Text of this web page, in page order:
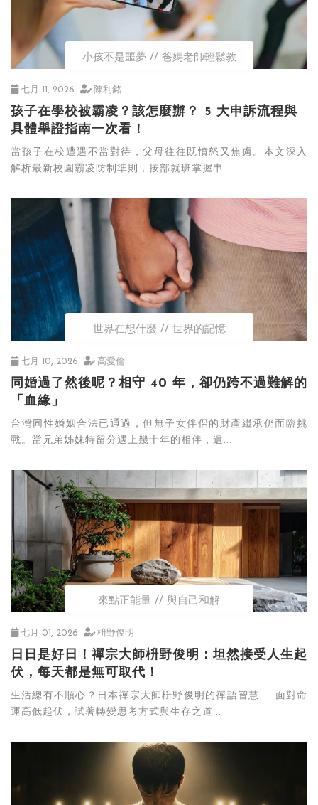
小孩不是噩夢 爸媽老師輕鬆教
七月 11, 2026 陳利銘
孩子在學校被霸凌？該怎麼辦？ 5 大申訴流程與
具體舉證指南一次看！
當孩子在校遭遇不當對待，父母往往既憤怒又焦慮。本文深入
解析最新校園霸凌防制準則，按部就班掌握申...
世界在想什麼 世界的記憶
七月 10, 2026 高愛倫
同婚過了然後呢？相守 40 年，卻仍跨不過難解的
「血緣」
台灣同性婚姻合法已通過，但無子女伴侶的財產繼承仍面臨挑
戰。當兄弟姊妹特留分遇上幾十年的相伴，遺...
來點正能量 與自己和解
七月 01, 2026 枡野俊明
日日是好日！禪宗大師枡野俊明：坦然接受人生起
伏，每天都是無可取代！
生活總有不順心？日本禪宗大師枡野俊明的禪語智慧──面對命
運高低起伏，試著轉變思考方式與生存之道...